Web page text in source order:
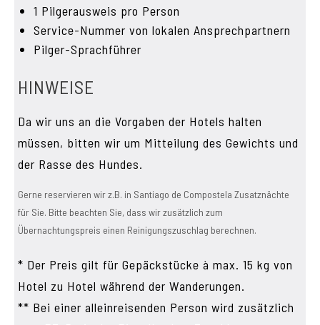
1 Pilgerausweis pro Person
Service-Nummer von lokalen Ansprechpartnern
Pilger-Sprachführer
HINWEISE
Da wir uns an die Vorgaben der Hotels halten
müssen, bitten wir um Mitteilung des Gewichts und
der Rasse des Hundes.
Gerne reservieren wir z.B. in Santiago de Compostela Zusatznächte
für Sie. Bitte beachten Sie, dass wir zusätzlich zum
Übernachtungspreis einen Reinigungszuschlag berechnen.
* Der Preis gilt für Gepäckstücke à max. 15 kg von
Hotel zu Hotel während der Wanderungen.
** Bei einer alleinreisenden Person wird zusätzlich